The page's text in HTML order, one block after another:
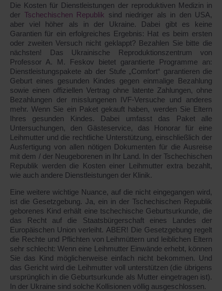
Die Kosten für Dienstleistungen der reproduktiven Medizin in
der Tschechischen Republik sind niedriger als in den USA,
aber viel höher als in der Ukraine. Dabei gibt es keine
Garantien für ein erfolgreiches Ergebnis: Hat es beim ersten
oder zweiten Versuch nicht geklappt? Bezahlen Sie bitte die
nächsten! Das Ukrainische Reproduktionszentrum von
Professor A. M. Feskov bietet garantierte Programme an:
Dienstleistungspakete ab der Stufe „Comfort“ garantieren die
Geburt eines gesunden Kindes gegen einmalige Bezahlung
sowie einen offiziellen Vertrag ohne latente Zahlungen, ohne
Bezahlungen der misslungenen IVF-Versuche und anderes
mehr. Wenn Sie ein Paket gekauft haben, werden Sie Eltern
Ihres gesunden Kindes. Dabei umfasst das Paket alle
Untersuchungen, den Gästeservice, das Honorar für eine
Leihmutter und die rechtliche Unterstützung, einschließlich der
Ausfertigung von allen nötigen Dokumenten für die Ausreise
mit dem / der Neugeborenen in Ihr Land. In der Tschechischen
Republik werden die Kosten einer Leihmutter extra bezahlt,
wie auch andere Dienstleistungen der Klinik.
Eine weitere wichtige Nuance, auf die nicht eingegangen wird,
ist die Gesetzgebung. Ja, ein in der Tschechischen Republik
geborenes Kind erhält eine tschechische Geburtsurkunde, die
das Recht auf die Staatsbürgerschaft eines Landes der
Europäischen Union verleiht. ABER! Die Gesetzgebung regelt
die Rechte und Pflichten von Leihmüttern und leiblichen Eltern
sehr schlecht: Wenn eine Leihmutter Einwände erhebt, können
Sie das Kind möglicherweise einfach nicht bekommen. Und
das Gericht wird die Leihmutter voll unterstützen (die übrigens
ursprünglich in die Geburtsurkunde als Mutter eingetragen ist).
In der Ukraine sind solche Kollisionen völlig ausgeschlossen.